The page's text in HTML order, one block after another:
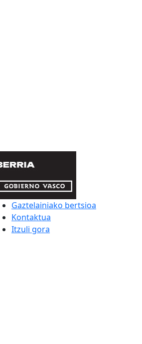
Gaztelainiako bertsioa
Kontaktua
Itzuli gora